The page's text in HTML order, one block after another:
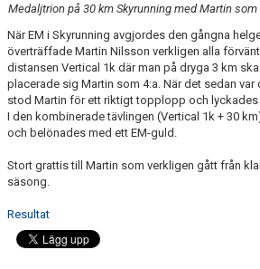
LÄNKAR
BLODOMLOPPET
FAQ
ANTIDOPING
Medaljtrion på 30 km Skyrunning med Martin
När EM i Skyrunning avgjordes den gångna
överträffade Martin Nilsson verkligen alla
distansen Vertical 1k där man på dryga 3 km
placerade sig Martin som 4:a. När det sedan
stod Martin för ett riktigt topplopp och lyckades
I den kombinerade tävlingen (Vertical 1k + 30
och belönades med ett EM-guld.
Stort grattis till Martin som verkligen gått från
säsong.
Resultat